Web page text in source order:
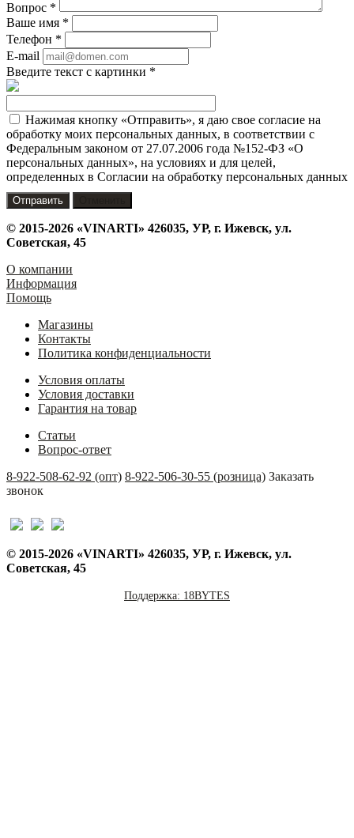
Вопрос *
Ваше имя *
Телефон *
E-mail
Введите текст с картинки *
Нажимая кнопку «Отправить», я даю свое согласие на
обработку моих персональных данных, в соответствии с
Федеральным законом от 27.07.2006 года №152-ФЗ «О
персональных данных», на условиях и для целей,
определенных в Согласии на обработку персональных данных
© 2015-2026 «VINARTI» 426035, УР, г. Ижевск, ул.
Советская, 45
О компании
Информация
Помощь
Магазины
Контакты
Политика конфиденциальности
Условия оплаты
Условия доставки
Гарантия на товар
Статьи
Вопрос-ответ
8-922-508-62-92 (опт) 8-922-506-30-55 (розница) Заказать
звонок
© 2015-2026 «VINARTI» 426035, УР, г. Ижевск, ул.
Советская, 45
Поддержка: 18BYTES